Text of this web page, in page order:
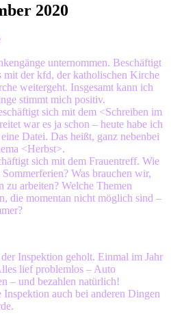
2020
unternommen. Beschäftigt
mit der kfd, der katholischen Kirche
weitergeht. Insgesamt kann ich
stimmt mich positiv.
sich mit dem <Schreiben im
war es ja schon – heute habe ich
Datei. Das heißt, ganz nebenbei
<Herbst>.
sich mit dem Frauentreff. Wie
Was brauchen wir,
zu arbeiten? Welche Themen
die momentan nicht möglich sind –
Inspektion geholt. Einmal im Jahr
lief problemlos – Auto
– und bezahlen natürlich!
auch bei anderen Dingen